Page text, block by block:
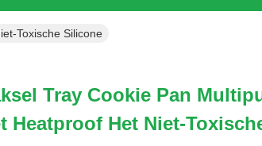
Toxische Silicone
Tray Cookie Pan
Heatproof Het Niet-